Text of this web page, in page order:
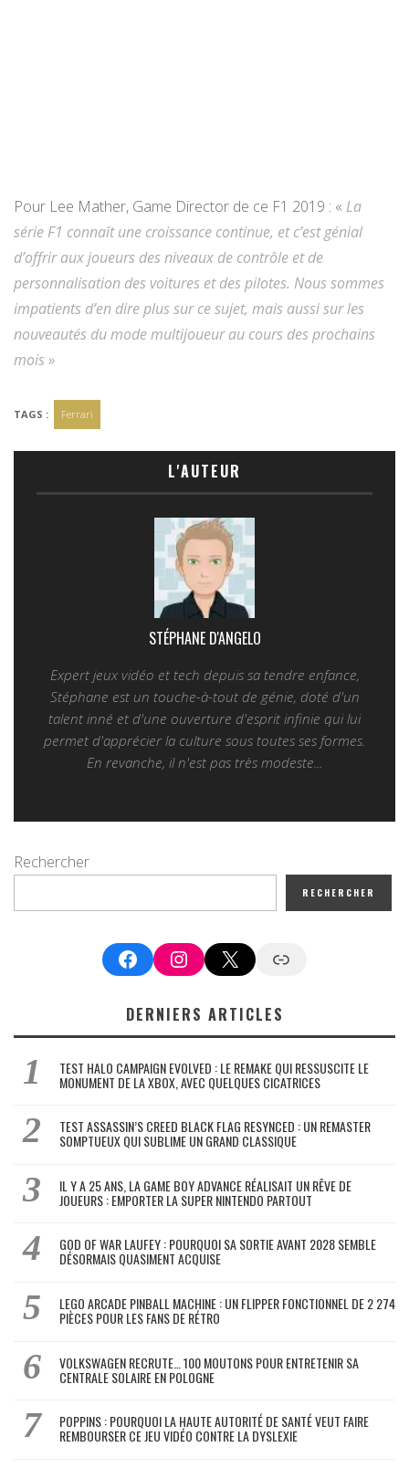
Pour Lee Mather, Game Director de ce F1 2019 : « La
série F1 connaît une croissance continue, et c’est génial
d’offrir aux joueurs des niveaux de contrôle et de
personnalisation des voitures et des pilotes. Nous sommes
impatients d’en dire plus sur ce sujet, mais aussi sur les
nouveautés du mode multijoueur au cours des prochains
mois »
TAGS : Ferrari
L'AUTEUR
STÉPHANE D'ANGELO
Expert jeux vidéo et tech depuis sa tendre enfance,
Stéphane est un touche-à-tout de génie, doté d'un
talent inné et d'une ouverture d'esprit infinie qui lui
permet d'apprécier la culture sous toutes ses formes.
En revanche, il n'est pas très modeste...
Rechercher
RECHERCHER
FacebookInstagram
X Google News
DERNIERS ARTICLES
TEST HALO CAMPAIGN EVOLVED : LE REMAKE QUI RESSUSCITE LE
MONUMENT DE LA XBOX, AVEC QUELQUES CICATRICES
TEST ASSASSIN’S CREED BLACK FLAG RESYNCED : UN REMASTER
SOMPTUEUX QUI SUBLIME UN GRAND CLASSIQUE
IL Y A 25 ANS, LA GAME BOY ADVANCE RÉALISAIT UN RÊVE DE
JOUEURS : EMPORTER LA SUPER NINTENDO PARTOUT
GOD OF WAR LAUFEY : POURQUOI SA SORTIE AVANT 2028 SEMBLE
DÉSORMAIS QUASIMENT ACQUISE
LEGO ARCADE PINBALL MACHINE : UN FLIPPER FONCTIONNEL DE 2 274
PIÈCES POUR LES FANS DE RÉTRO
VOLKSWAGEN RECRUTE… 100 MOUTONS POUR ENTRETENIR SA
CENTRALE SOLAIRE EN POLOGNE
POPPINS : POURQUOI LA HAUTE AUTORITÉ DE SANTÉ VEUT FAIRE
REMBOURSER CE JEU VIDÉO CONTRE LA DYSLEXIE